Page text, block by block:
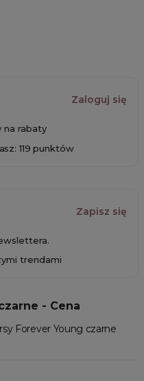
Zaloguj się
na rabaty
119 punktów
Zapisz się
trendami
- Cena
Forever Young czarne